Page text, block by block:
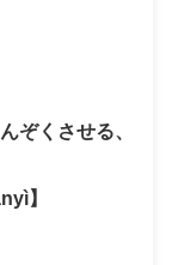
ぞくさせる、
】